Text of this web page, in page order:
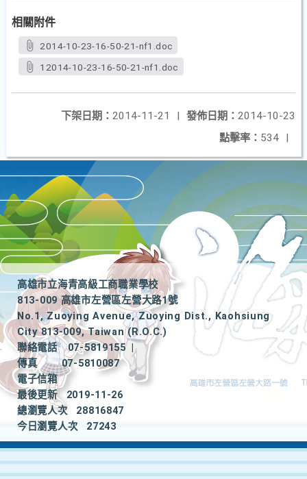
相關附件
2014-10-23-16-50-21-nf1.doc
12014-10-23-16-50-21-nf1.doc
發佈日期： 2014-10-23
下架日期： 2014-11-21
|
點擊率： 534 |
高雄市立海青高級工商職業學校
813-009 高雄市左營區左營大路1號
No.1, Zuoying Avenue, Zuoying Dist., Kaohsiung
City 813-009, Taiwan (R.O.C.)
聯絡電話
07-5819155
|
傳真
07-5810087
電子信箱
最後更新
2019-11-26
總瀏覽人次
28816847
今日瀏覽人次
27243